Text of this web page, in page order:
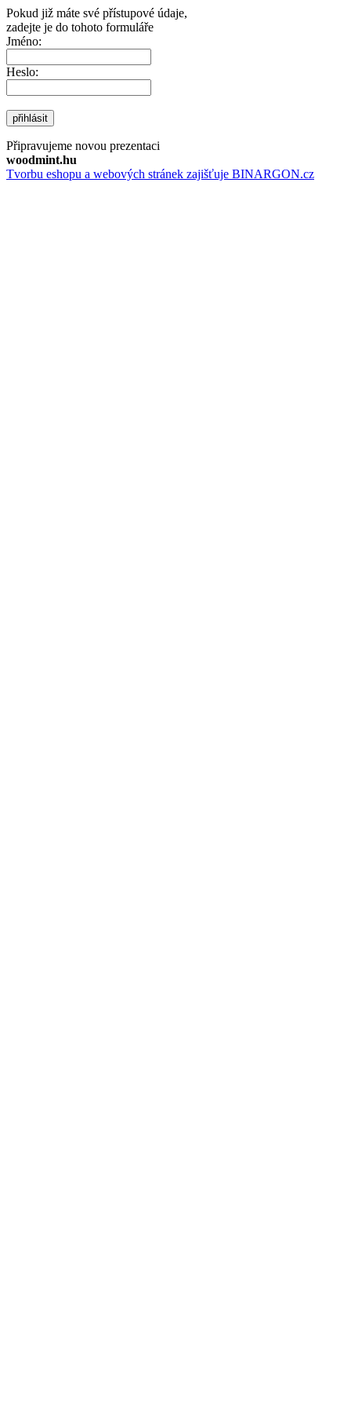
Pokud již máte své přístupové údaje,
zadejte je do tohoto formuláře
Jméno:
Heslo:
přihlásit
Připravujeme novou prezentaci
woodmint.hu
Tvorbu eshopu a webových stránek zajišťuje BINARGON.cz